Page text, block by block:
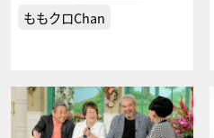
ももクロChan